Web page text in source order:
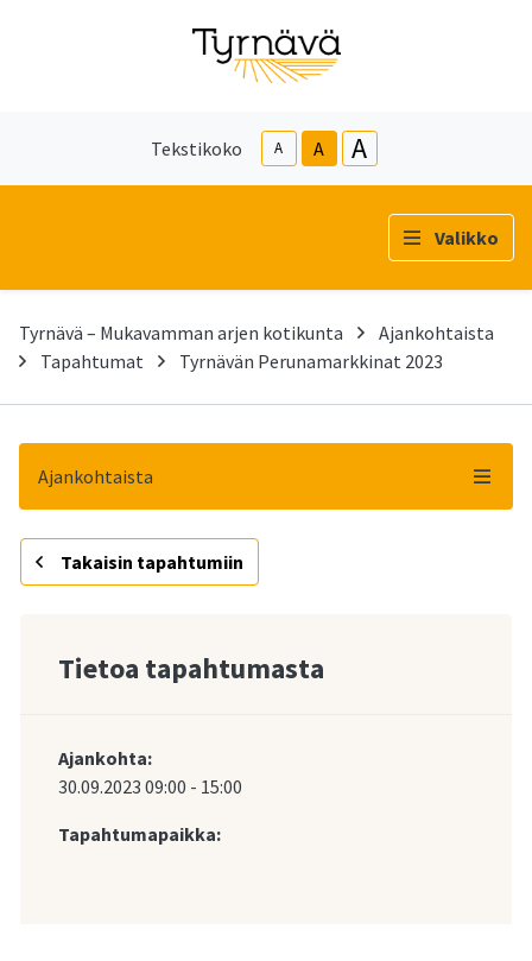
Tekstikoko A A A
Valikko
Tyrnävä – Mukavamman arjen kotikunta
Ajankohtaista
Tapahtumat
Tyrnävän Perunamarkkinat 2023
Ajankohtaista
Takaisin tapahtumiin
Tietoa tapahtumasta
Ajankohta:
30.09.2023 09:00 - 15:00
Tapahtumapaikka: